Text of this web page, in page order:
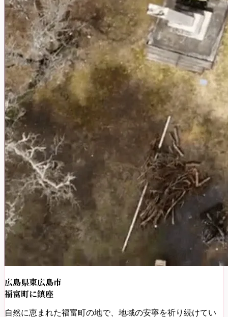
広島県東広島市
福富町に鎮座
自然に恵まれた福富町の地で、地域の安寧を祈り続けてい